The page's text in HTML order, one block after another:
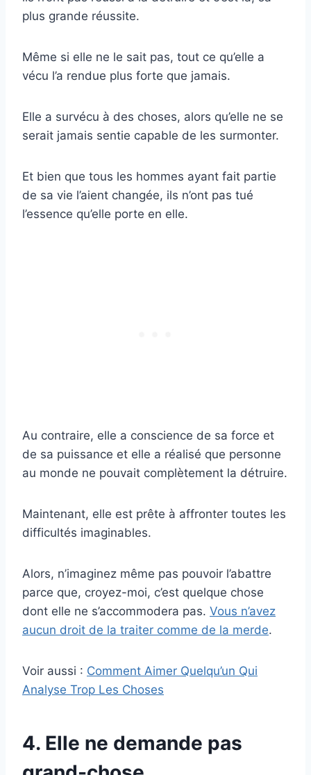
plus grande réussite.
Même si elle ne le sait pas, tout ce qu’elle a
vécu l’a rendue plus forte que jamais.
Elle a survécu à des choses, alors qu’elle ne se
serait jamais sentie capable de les surmonter.
Et bien que tous les hommes ayant fait partie
de sa vie l’aient changée, ils n’ont pas tué
l’essence qu’elle porte en elle.
Au contraire, elle a conscience de sa force et
de sa puissance et elle a réalisé que personne
au monde ne pouvait complètement la détruire.
Maintenant, elle est prête à affronter toutes les
difficultés imaginables.
Alors, n’imaginez même pas pouvoir l’abattre
parce que, croyez-moi, c’est quelque chose
dont elle ne s’accommodera pas. Vous n’avez
aucun droit de la traiter comme de la merde.
Voir aussi : Comment Aimer Quelqu’un Qui
Analyse Trop Les Choses
4. Elle ne demande pas